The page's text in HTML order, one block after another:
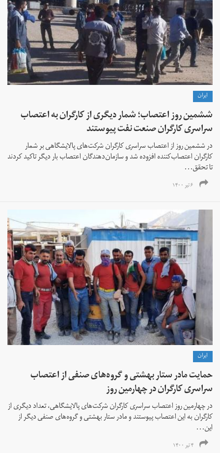
ايران
ششمین روز اعتصاب؛ شمار دیگری از کارگران به اعتصاب
سراسری کارگران صنعت نفت پیوستند
در ششمین روز از اعتصاب سراسری کارگران شرکت‌های پالایشگاهی بر شمار
کارگران اعتصاب‌کننده افزوده شد و سازمان‌دهندگان اعتصاب بار دیگر تاکید کردند
تا تحقق...
۶ تیر ۱۴۰۰
ايران
حمایت مادر ستار بهشتی و گروه‌های صنفی از اعتصاب
سراسری کارگران در چهارمین روز
در چهارمین روز اعتصاب سراسری کارگران شرکت‌های پالایشگاهی، تعداد دیگری از
کارگران به این اعتصاب پیوستند و مادر ستار بهشتی و گروه‌های صنفی دیگر از
این...
۴ تیر ۱۴۰۰